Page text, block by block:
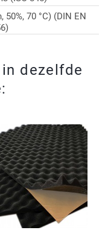
50%, 70 °C) (DIN EN
dezelfde